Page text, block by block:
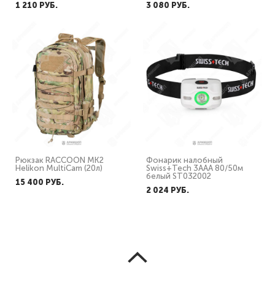
1 210 PУБ.
3 080 PУБ.
Рюкзак RACCOON MK2
Helikon MultiCam (20л)
15 400 PУБ.
Фонарик налобный
Swiss+Tech 3AAA 80/50м
белый ST032002
2 024 PУБ.